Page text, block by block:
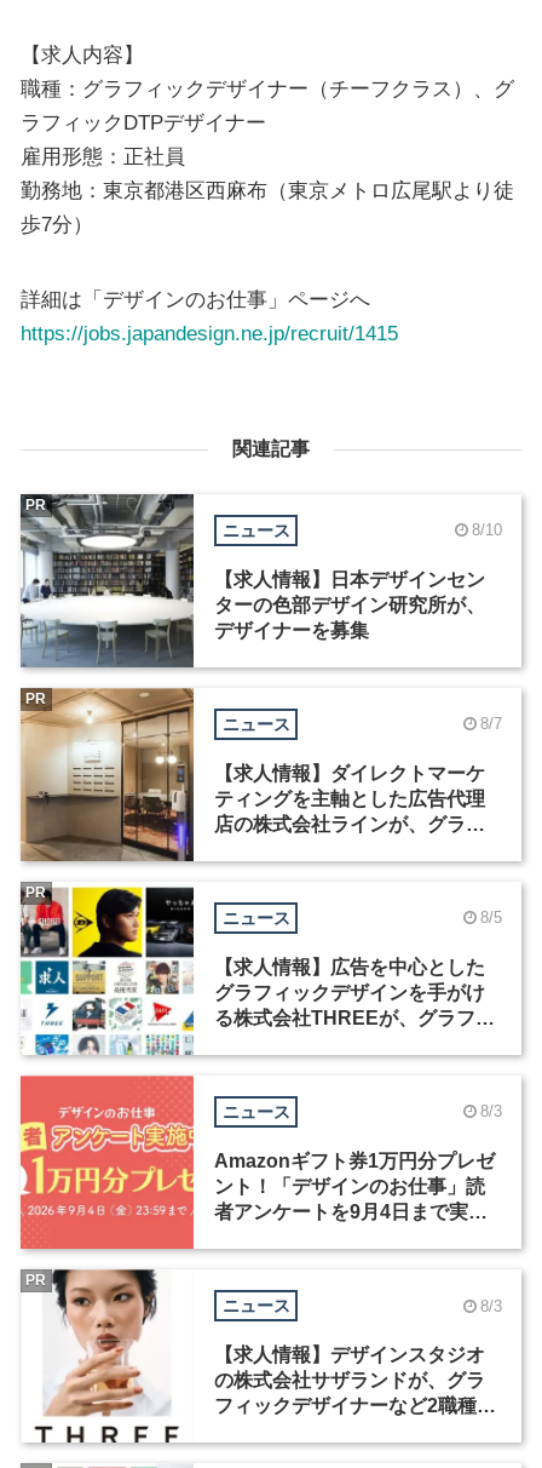
【求人内容】
職種：グラフィックデザイナー（チーフクラス）、グ
ラフィックDTPデザイナー
雇用形態：正社員
勤務地：東京都港区西麻布（東京メトロ広尾駅より徒
歩7分）
詳細は「デザインのお仕事」ページへ
https://jobs.japandesign.ne.jp/recruit/1415
関連記事
ニュース 8/10
【求人情報】日本デザインセン
ターの色部デザイン研究所が、
デザイナーを募集
PR
ニュース 8/7
【求人情報】ダイレクトマーケ
ティングを主軸とした広告代理
店の株式会社ラインが、グラフ
PR
ニュース 8/5
【求人情報】広告を中心とした
グラフィックデザインを手がけ
る株式会社THREEが、グラフィ
PR
ニュース 8/3
Amazonギフト券1万円分プレゼ
ント！「デザインのお仕事」読
者アンケートを9月4日まで実施
ニュース 8/3
【求人情報】デザインスタジオ
の株式会社サザランドが、グラ
フィックデザイナーなど2職種を
PR